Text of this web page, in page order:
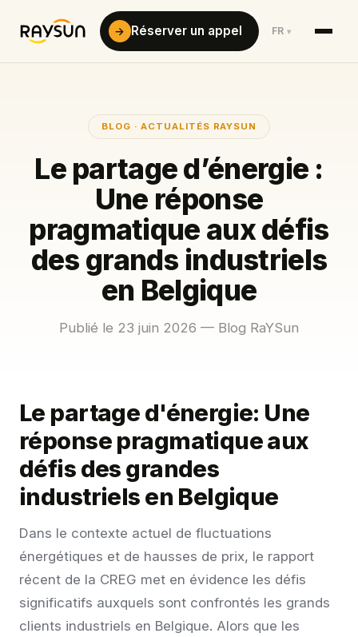
→ Réserver un appel FR▾
BLOG · ACTUALITÉS RAYSUN
Le partage d’énergie :
Une réponse
pragmatique aux défis
des grands industriels
en Belgique
Publié le 23 juin 2026 — Blog RaYSun
Le partage d'énergie: Une
réponse pragmatique aux
défis des grandes
industriels en Belgique
Dans le contexte actuel de fluctuations
énergétiques et de hausses de prix, le rapport
récent de la CREG met en évidence les défis
significatifs auxquels sont confrontés les grands
clients industriels en Belgique. Alors que les